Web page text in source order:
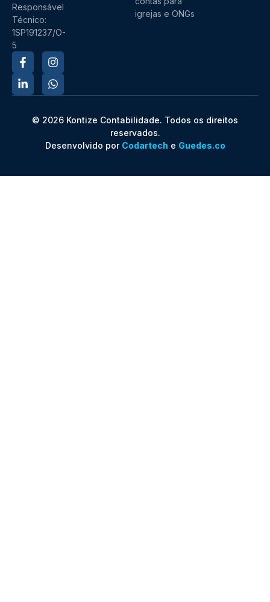
Responsável
Técnico:
1SP191237/O-
5
igrejas e ONGs
© 2026 Kontize Contabilidade. Todos os direitos
reservados.
Desenvolvido por Codartech e Guedes.co